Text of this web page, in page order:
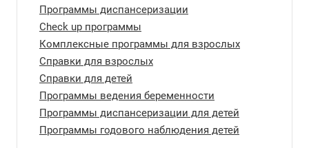
Программы диспансеризации
Check up программы
Комплексные программы для взрослых
Справки для взрослых
Справки для детей
Программы ведения беременности
Программы диспансеризации для детей
Программы годового наблюдения детей